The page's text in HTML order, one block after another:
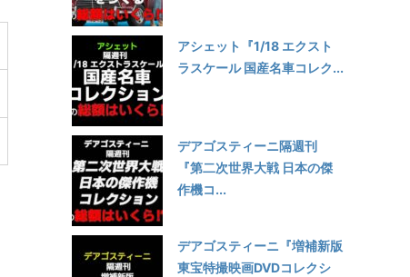
アシェット『1/18 エクスト
ラスケール 国産名車コレク...
デアゴスティーニ隔週刊
『第二次世界大戦 日本の傑
作機コ...
デアゴスティーニ『増補新版
東宝特撮映画DVDコレクシ